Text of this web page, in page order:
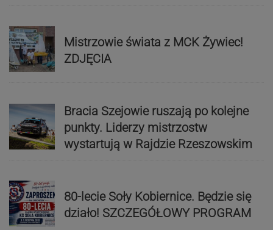
Mistrzowie świata z MCK Żywiec!
ZDJĘCIA
Bracia Szejowie ruszają po kolejne
punkty. Liderzy mistrzostw
wystartują w Rajdzie Rzeszowskim
80-lecie Soły Kobiernice. Będzie się
działo! SZCZEGÓŁOWY PROGRAM